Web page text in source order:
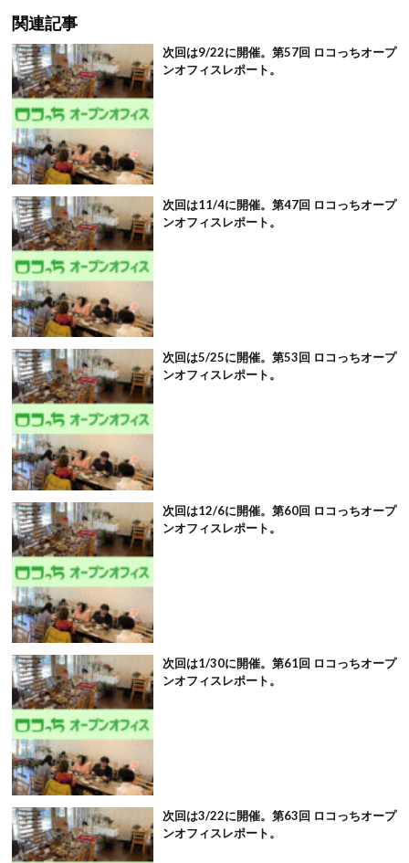
関連記事
次回は9/22に開催。第57回 ロコっちオープ
ンオフィスレポート。
次回は11/4に開催。第47回 ロコっちオープ
ンオフィスレポート。
次回は5/25に開催。第53回 ロコっちオープ
ンオフィスレポート。
次回は12/6に開催。第60回 ロコっちオープ
ンオフィスレポート。
次回は1/30に開催。第61回 ロコっちオープ
ンオフィスレポート。
次回は3/22に開催。第63回 ロコっちオープ
ンオフィスレポート。